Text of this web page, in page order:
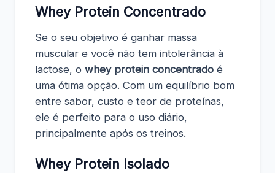
Whey Protein Concentrado
Se o seu objetivo é ganhar massa
muscular e você não tem intolerância à
lactose, o whey protein concentrado é
uma ótima opção. Com um equilíbrio bom
entre sabor, custo e teor de proteínas,
ele é perfeito para o uso diário,
principalmente após os treinos.
Whey Protein Isolado